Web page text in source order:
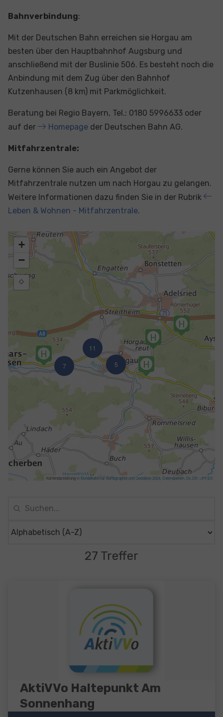
Bahnverbindung:
Mit der Deutschen Bahn erreichen sie Horgau am
besten über den Hauptbahnhof Augsburg und
anschließend mit der Buslinie 506. Es besteht noch die
Anbindung mit dem Zug über den Bahnhof
Kutzenhausen (8 km) mit Parkmöglichkeit.
Beratung bei Regio Bayern, Tel.: 0180 5996633 oder
auf der
Homepageder Deutschen Bahn AG.
Mitfahrzentrale:
Gerne können Sie auch ein Angebot der
Mitfahrzentrale nutzen um nach Horgau zu gelangen.
Weitere Informationen dazu finden Sie in der Rubrik
Leben & Wohnen - Mitfahrzentrale.
27 Treffer
AktiVVo Haltepunkt Am
Sonnenhang